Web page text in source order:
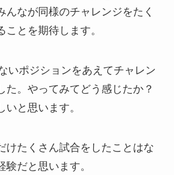
んなが同様のチャレンジをたく
ことを期待します。
いポジションをあえてチャレン
た。やってみてどう感じたか？
と思います。
けたくさん試合をしたことはな
だと思います。